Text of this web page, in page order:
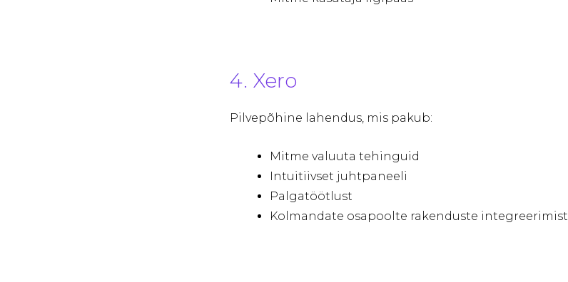
4. Xero
Pilvepõhine lahendus, mis pakub:
Mitme valuuta tehinguid
Intuitiivset juhtpaneeli
Palgatöötlust
Kolmandate osapoolte rakenduste integreerimist